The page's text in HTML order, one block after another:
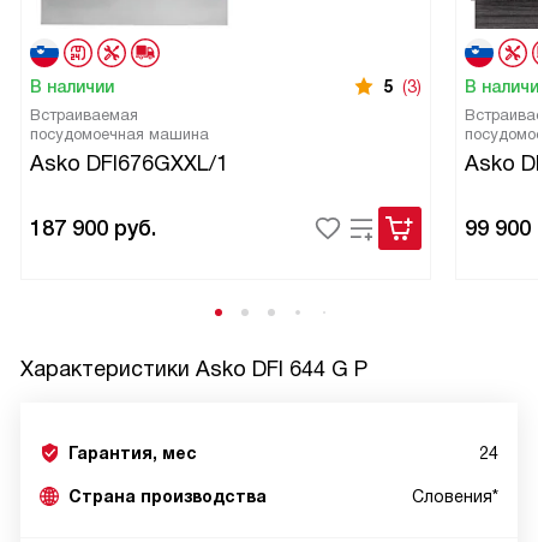
В наличии 5 (3)
Встраиваемая
посудомоечная машина
Asko DFI676GXXL/1
187 900 руб.
В
Asko
99 900
Характеристики Asko DFI 644 G P
Гарантия, мес 24
Страна производства Словения*